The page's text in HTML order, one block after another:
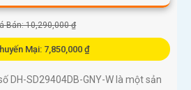
Bán: 10,290,000 ₫
Mại: 7,850,000 ₫
DH-SD29404DB-GNY-W là một sản